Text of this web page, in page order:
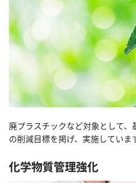
廃プラスチックなど対象として
の削減目標を掲げ、実施していま
化学物質管理強化